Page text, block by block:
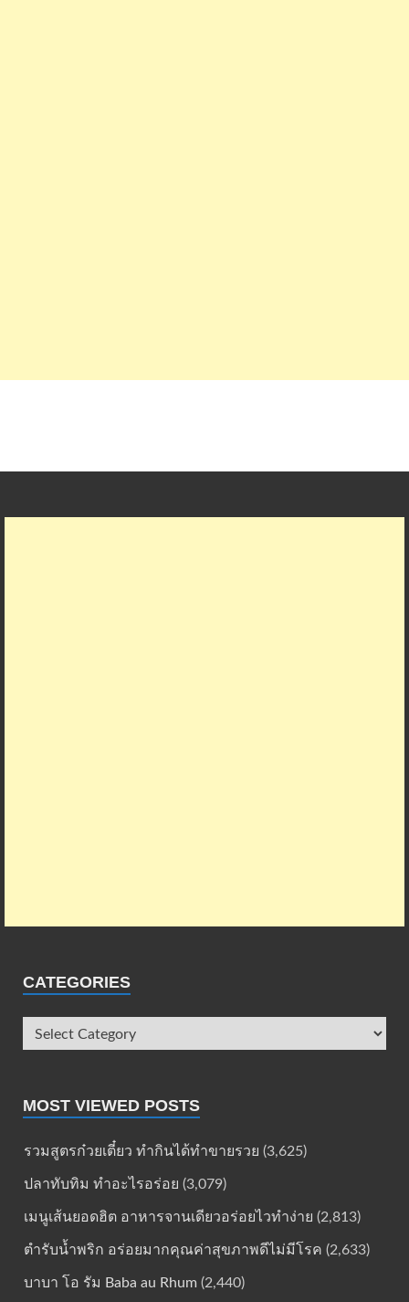
CATEGORIES
MOST VIEWED POSTS
รวมสูตรก๋วยเตี๋ยว ทำกินได้ทำขายรวย (3,625)
ปลาทับทิม ทำอะไรอร่อย (3,079)
เมนูเส้นยอดฮิต อาหารจานเดียวอร่อยไวทำง่าย (2,813)
ตำรับน้ำพริก อร่อยมากคุณค่าสุขภาพดีไม่มีโรค (2,633)
บาบา โอ รัม Baba au Rhum (2,440)